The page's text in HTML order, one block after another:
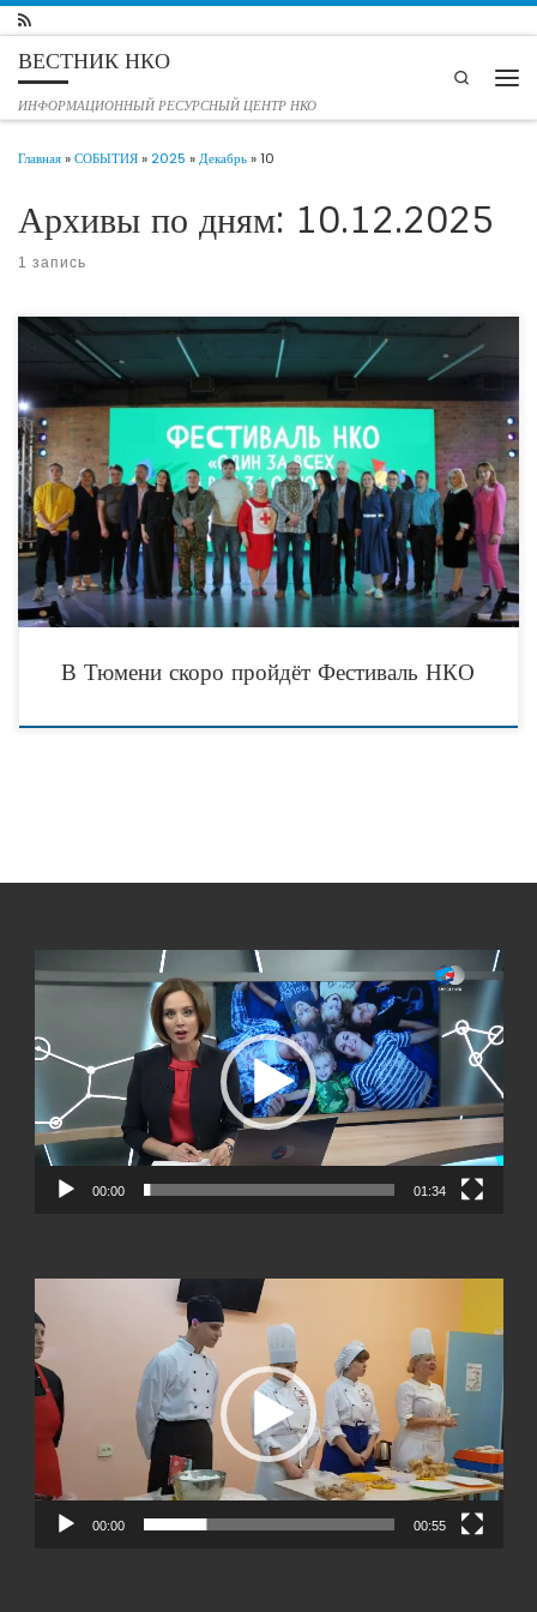
Перейти к содержимому
ВЕСТНИК НКО
ИНФОРМАЦИОННЫЙ РЕСУРСНЫЙ ЦЕНТР НКО
Search
Главная»СОБЫТИЯ»2025 »Декабрь»10
Архивы по дням: 10.12.2025
1 запись
Уже завтра, 11 декабря 2025 года, в тюменском офисе «Движения первых»
состоится юбилейный Фестиваль НКО “Один за всех и все за одного”.
Мероприятие пройдёт при
В Тюмени скоро пройдёт Фестиваль НКО
00:00 01:34
00:00 00:55